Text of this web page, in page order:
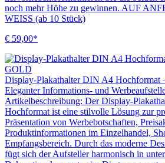
noch mehr Höhe zu gewinnen. AUF
WEISS (ab 10 Stück)
€ 59,00*
Display-Plakathalter DIN A4
Eleganter Informations- und
Artikelbeschreibung: Der Display-
Hochformat ist eine stilvolle Lösung zur
Präsentation von Werbebotschaften,
Produktinformationen im Einzelhandel,
Empfangsbereich. Durch das moderne
fügt sich der Aufsteller harmonisch in